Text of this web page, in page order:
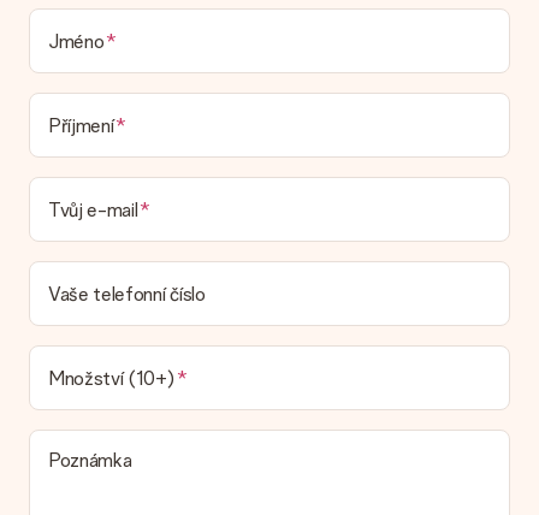
která by zabalila váš dárek. Dárky dodáváme ve slavnostním
balení. To znamená, že váš dar je připraven být doručen nebo
Dodací lhůta, možnosti dodání a náklady na
doručení
Mohu si vybrat datum dodání?
Není možné zvolit konkrétní datum dodání.
Jaká je dodací lhůta a kdy dostávám dárek?
Dodací lhůtu naleznete na stránce produktu. Můžete věřit, že
náš dopravce vám dodá váš dárek.
Jaké možnosti doručení si mohu vybrat?
V současné době není možné zvolit možnost doručení. Dárek,
který chcete objednat, je buď odeslán jako balíček nebo jako
doručování poštovní schránky. Chcete vědět, na kterou
možnost spadá vaše objednávka? Kontaktujte prosím náš
zákaznický servis.
Jméno
Příjmení
Tvůj e-mail
Vaše telefonní číslo
Množství (10+)
Poznámka